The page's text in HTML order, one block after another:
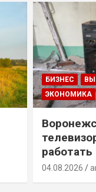
БИЗНЕС
ЭКОНОМИКА
работать
04.08.2026